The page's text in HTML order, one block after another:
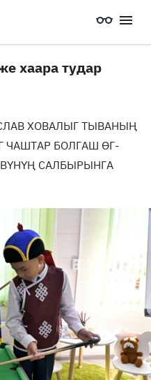
хаара тудар
ХОВАЛЫГ ТЫВАНЫҢ
ЧАШТАР БОЛГАШ ӨГ-
САЛБЫРЫНГА